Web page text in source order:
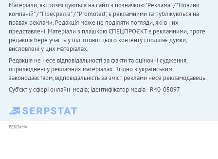
Матеріали, які розміщуються на сайті з позначкою "Реклама" / "Новини
компаній" / "Пресреліз" / "Promoted", є рекламними та публікуються на
правах реклами. Редакція може не поділяти погляди, які в них
представлені. Матеріали з плашкою СПЕЦПРОЄКТ є рекламними, проте
редакція бере участь у підготовці цього контенту і поділяє думки,
висловлені у цих матеріалах.
Редакція не несе відповідальності за факти та оціночні судження,
оприлюднені у рекламних матеріалах. Згідно з українським
законодавством, відповідальність за зміст реклами несе рекламодавець.
Cуб'єкт у сфері онлайн-медіа; ідентифікатор медіа - R40-05097
РЕКЛАМА